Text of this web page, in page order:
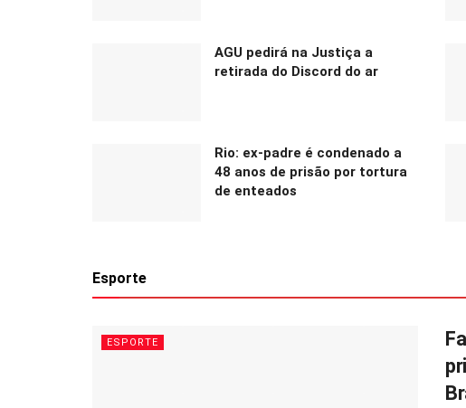
AGU pedirá na Justiça a
retirada do Discord do ar
Rio: ex-padre é condenado a
48 anos de prisão por tortura
de enteados
Esporte
ESPORTE